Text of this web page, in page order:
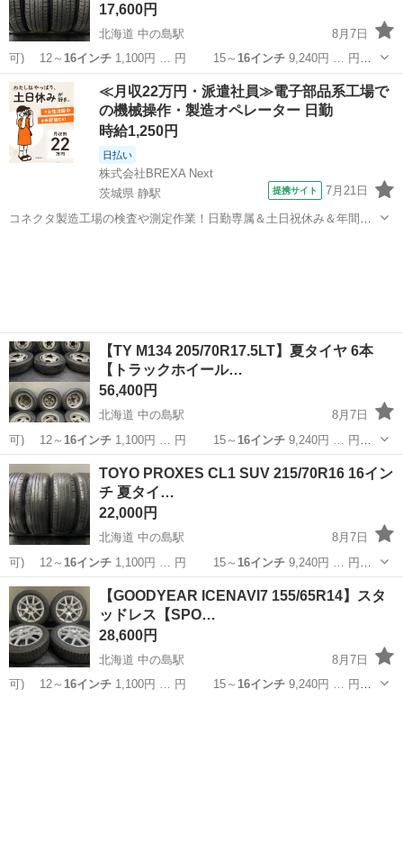
17,600円
北海道 中の島駅
8月7日
可) 12～ 16インチ1,100円 … 円 15～ 16インチ9,240円 … 円
15～16インチ10,560円… 】 15～16インチ11,880円… ■組
替16インチ まで 1,10...
北海道 札幌市 中の島駅 タイヤ、ホイール 16インチ
≪月収22万円・派遣社員≫電子部品系工場で
の機械操作・製造オペレーター 日勤
時給1,250円
日払い
株式会社BREXA Next
茨城県 静駅
提携サイト 7月21日
コネクタ製造工場の検査や測定作業！日勤専属＆土日祝休み＆年間休
【TY M134 205/70R17.5LT】夏タイヤ 6本
【トラックホイール…
56,400円
北海道 中の島駅
8月7日
可) 12～ 16インチ1,100円 … 円 15～ 16インチ9,240円 … 円
15～16インチ10,560円… 】 15～16インチ11,880円… ■組
替16インチまで 1,10...
北海道 札幌市
TOYO PROXES CL1 SUV 215/70R16 16イン
チ 夏タイ…
22,000円
北海道 中の島駅
8月7日
可) 12～ 16インチ1,100円 … 円 15～ 16インチ9,240円 … 円
15～16インチ10,560円… 】 15～16インチ11,880円… ■組
替16インチまで 1,10...
北海道 札幌市 16インチ
【GOODYEAR ICENAVI7 155/65R14】スタ
ッドレス【SPO…
28,600円
北海道 中の島駅
8月7日
可) 12～ 16インチ1,100円 … 円 15～ 16インチ9,240円 … 円